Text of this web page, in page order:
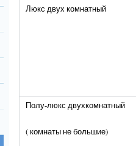
Люкс двух комнатный
Полу-люкс двухкомнатный
( комнаты не большие)